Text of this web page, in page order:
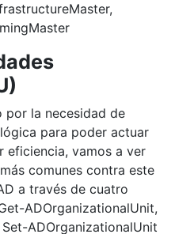
por la necesidad de
para poder actuar
eficiencia, vamos a ver
comunes contra este
a través de cuatro
ADOrganizationalUnit,
ADOrganizationalUnit